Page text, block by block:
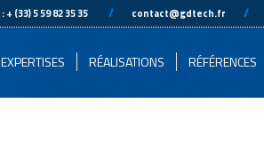
+ (33) 5 59 82 35 35 // contact@gdtech.fr //
RÉALISATIONS RÉFÉRENCES